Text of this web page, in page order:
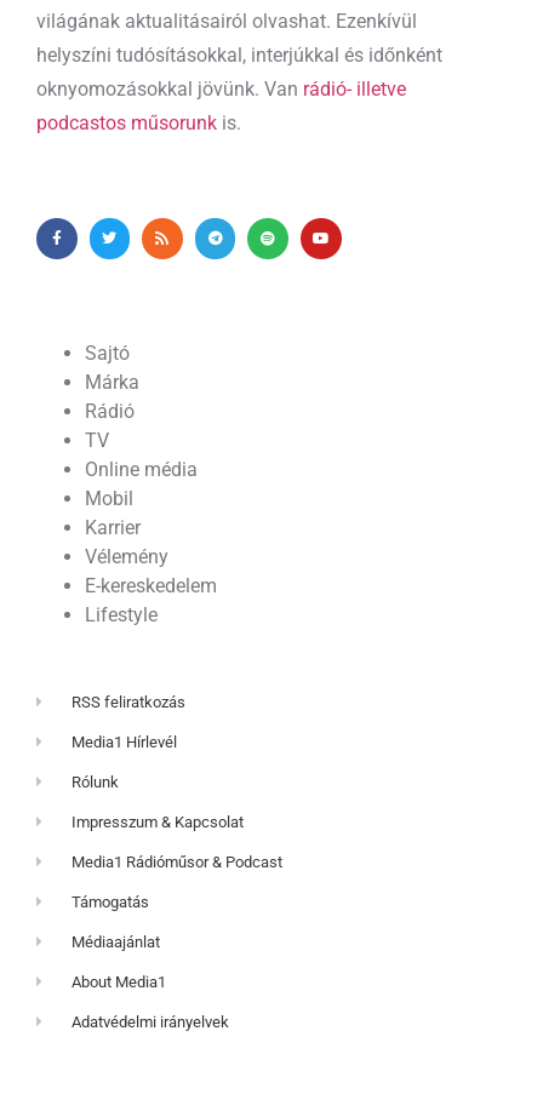
világának aktualitásairól olvashat. Ezenkívül
helyszíni tudósításokkal, interjúkkal és időnként
oknyomozásokkal jövünk. Van rádió- illetve
podcastos műsorunk is.
Sajtó
Márka
Rádió
TV
Online média
Mobil
Karrier
Vélemény
E-kereskedelem
Lifestyle
RSS feliratkozás
Media1 Hírlevél
Rólunk
Impresszum & Kapcsolat
Media1 Rádióműsor & Podcast
Támogatás
Médiaajánlat
About Media1
Adatvédelmi irányelvek